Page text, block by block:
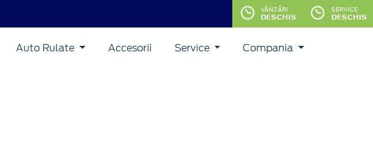
VĂNZĂRI
DESCHIS
SERVICE
DESCHIS
Auto Rulate Accesorii Service Compania